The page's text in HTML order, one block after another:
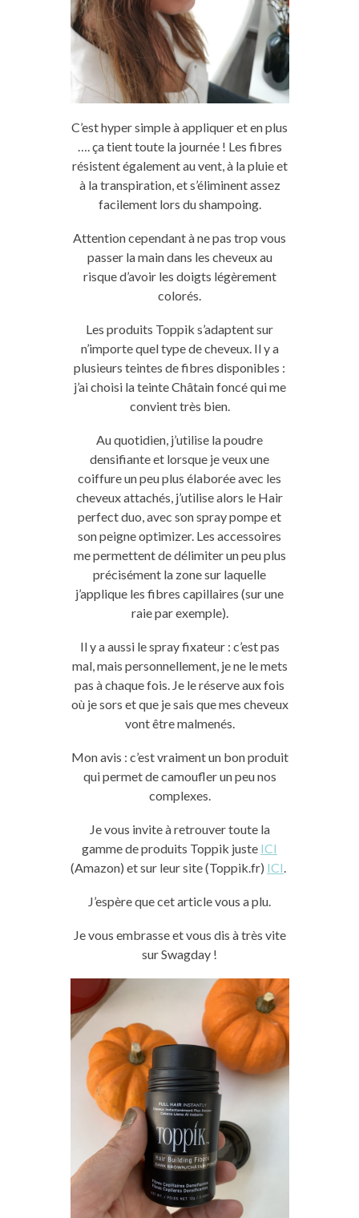
C’est hyper simple à appliquer et en plus
…. ça tient toute la journée ! Les fibres
résistent également au vent, à la pluie et
à la transpiration, et s’éliminent assez
facilement lors du shampoing.
Attention cependant à ne pas trop vous
passer la main dans les cheveux au
risque d’avoir les doigts légèrement
colorés.
Les produits Toppik s’adaptent sur
n’importe quel type de cheveux. Il y a
plusieurs teintes de fibres disponibles :
j’ai choisi la teinte Châtain foncé qui me
convient très bien.
Au quotidien, j’utilise la poudre
densifiante et lorsque je veux une
coiffure un peu plus élaborée avec les
cheveux attachés, j’utilise alors le Hair
perfect duo, avec son spray pompe et
son peigne optimizer. Les accessoires
me permettent de délimiter un peu plus
précisément la zone sur laquelle
j’applique les fibres capillaires (sur une
raie par exemple).
Il y a aussi le spray fixateur : c’est pas
mal, mais personnellement, je ne le mets
pas à chaque fois. Je le réserve aux fois
où je sors et que je sais que mes cheveux
vont être malmenés.
Mon avis : c’est vraiment un bon produit
qui permet de camoufler un peu nos
complexes.
Je vous invite à retrouver toute la
gamme de produits Toppik juste ICI
(Amazon) et sur leur site (Toppik.fr) ICI.
J’espère que cet article vous a plu.
Je vous embrasse et vous dis à très vite
sur Swagday !